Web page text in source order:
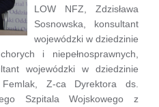
LOW NFZ, Zdzisława
Sosnowska, konsultant
wojewódzki w dziedzinie
i niepełnosprawnych,
wojewódzki w dziedzinie
Z-ca Dyrektora ds.
Szpitala Wojskowego z